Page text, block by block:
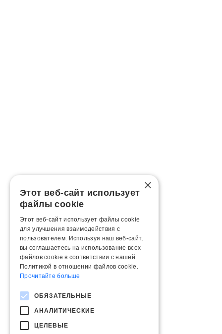
×
Этот веб-сайт использует
файлы cookie
Этот веб-сайт использует файлы cookie
для улучшения взаимодействия с
пользователем. Используя наш веб-сайт,
вы соглашаетесь на использование всех
файлов cookie в соответствии с нашей
Политикой в ​​отношении файлов cookie.
Прочитайте больше
ОБЯЗАТЕЛЬНЫЕ
АНАЛИТИЧЕСКИЕ
ЦЕЛЕВЫЕ